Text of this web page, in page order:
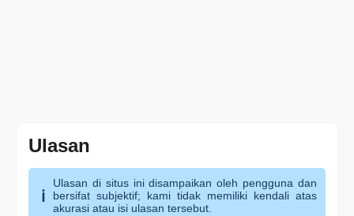
Ulasan
Ulasan di situs ini disampaikan oleh pengguna dan
bersifat subjektif; kami tidak memiliki kendali atas
akurasi atau isi ulasan tersebut.